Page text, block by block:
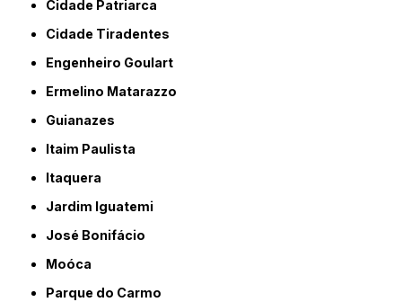
Cidade Patriarca
Cidade Tiradentes
Engenheiro Goulart
Ermelino Matarazzo
Guianazes
Itaim Paulista
Itaquera
Jardim Iguatemi
José Bonifácio
Moóca
Parque do Carmo